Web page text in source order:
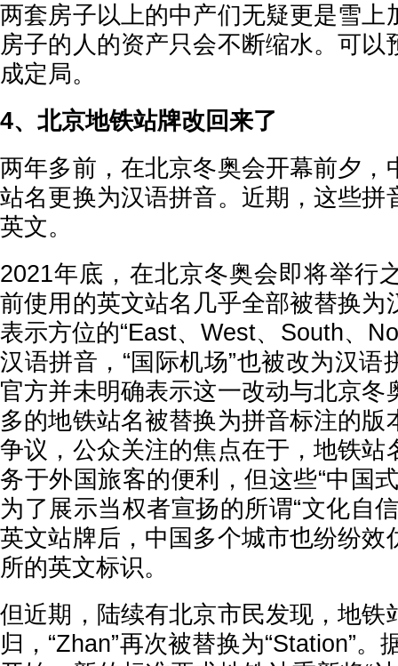
两套房子以上的中产们无疑更是雪上
房子的人的资产只会不断缩水。可以
成定局。
4、北京地铁站牌改回来了
两年多前，在北京冬奥会开幕前夕，
站名更换为汉语拼音。近期，这些拼
英文。
2021年底，在北京冬奥会即将举行
前使用的英文站名几乎全部被替换为
表示方位的“East、West、South、
汉语拼音，“国际机场”也被改为汉语
官方并未明确表示这一改动与北京冬
多的地铁站名被替换为拼音标注的版
争议，公众关注的焦点在于，地铁站
务于外国旅客的便利，但这些“中国
为了展示当权者宣扬的所谓“文化自
英文站牌后，中国多个城市也纷纷效
所的英文标识。
但近期，陆续有北京市民发现，地铁
归，“Zhan”再次被替换为“Station”